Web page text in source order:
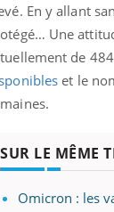
En y allant
Une
de
et le
SUR LE MÊME
Omicron : les
des
qui sont faciles
D'un côté, poser
la maladie d'un